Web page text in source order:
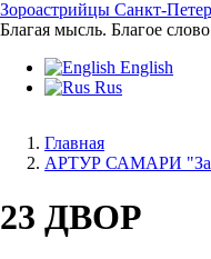
Перейти
к
содержанию
Зороастрийцы Санкт-
Благая мысль. Благое
English
Rus
Строка
навигации
Главная
АРТУР САМАРИ
23 ДВОР